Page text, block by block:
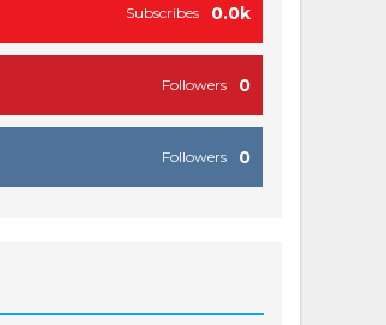
0.0k
Subscribes
0
Followers
0
Followers